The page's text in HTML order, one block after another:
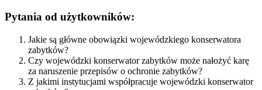
Pytania od użytkowników:
Jakie są główne obowiązki wojewódzkiego konserwatora
zabytków?
Czy wojewódzki konserwator zabytków może nałożyć karę
za naruszenie przepisów o ochronie zabytków?
Z jakimi instytucjami współpracuje wojewódzki konserwator